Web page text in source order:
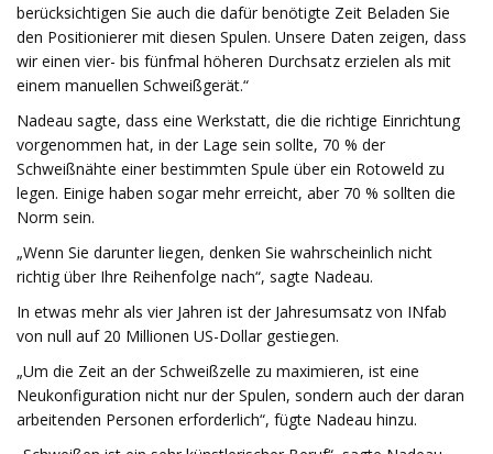
berücksichtigen Sie auch die dafür benötigte Zeit Beladen Sie
den Positionierer mit diesen Spulen. Unsere Daten zeigen, dass
wir einen vier- bis fünfmal höheren Durchsatz erzielen als mit
einem manuellen Schweißgerät.“
Nadeau sagte, dass eine Werkstatt, die die richtige Einrichtung
vorgenommen hat, in der Lage sein sollte, 70 % der
Schweißnähte einer bestimmten Spule über ein Rotoweld zu
legen. Einige haben sogar mehr erreicht, aber 70 % sollten die
Norm sein.
„Wenn Sie darunter liegen, denken Sie wahrscheinlich nicht
richtig über Ihre Reihenfolge nach“, sagte Nadeau.
In etwas mehr als vier Jahren ist der Jahresumsatz von INfab
von null auf 20 Millionen US-Dollar gestiegen.
„Um die Zeit an der Schweißzelle zu maximieren, ist eine
Neukonfiguration nicht nur der Spulen, sondern auch der daran
arbeitenden Personen erforderlich“, fügte Nadeau hinzu.